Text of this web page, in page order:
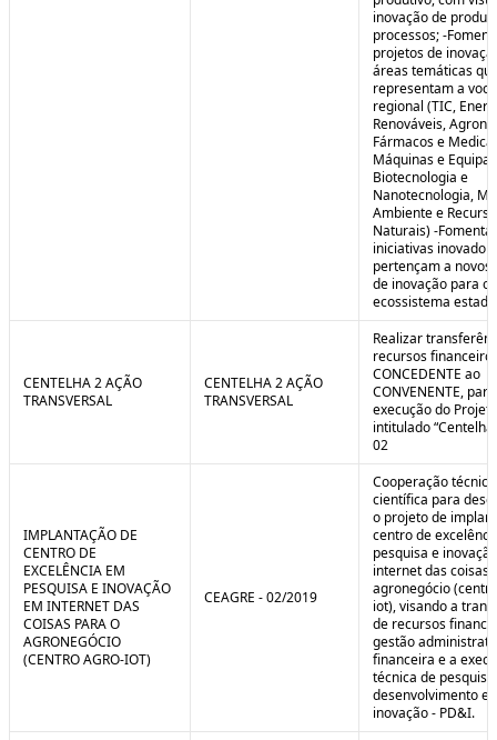
inovação de
processos; -
projetos de
áreas temáticas
representam a
regional (TIC,
Renováveis,
Fármacos e
Máquinas e
Biotecnologia e
Nanotecnologia,
Ambiente e
Naturais) -Fomentar
iniciativas
pertençam a novos
de inovação para o
ecossistema
CENTELHA 2 AÇÃO
TRANSVERSAL
CENTELHA 2 AÇÃO
TRANSVERSAL
Realizar
recursos
CONCEDENTE ao
CONVENENTE,
execução do Projeto
intitulado
02
IMPLANTAÇÃO DE
CENTRO DE
EXCELÊNCIA EM
PESQUISA E INOVAÇÃO
EM INTERNET DAS
COISAS PARA O
AGRONEGÓCIO
(CENTRO AGRO-IOT)
CEAGRE - 02/2019
Cooperação
científica para
o projeto de
centro de
pesquisa e
internet das coisas
agronegócio
iot), visando a
de recursos
gestão
financeira e a
técnica de pesquisa,
desenvolvimento e
inovação - PD&I.